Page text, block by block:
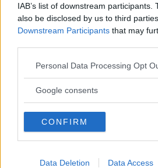
IAB’s list of downstream participants.
also be disclosed by us to third
Downstream Participants that may
Please note that this website/app
not limited to your visit or usage
use your data for below specified
consent section.
Personal Data Processing Opt
Google consents
CONFIRM
Data Deletion Data Access